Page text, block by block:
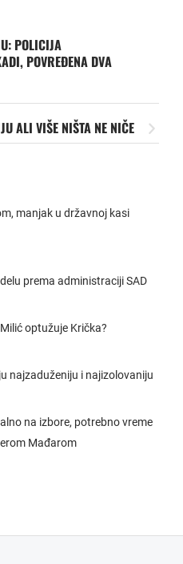
POLICIJA
POVREĐENA DVA
ALI VIŠE NIŠTA NE NIČE
manjak u državnoj kasi
prema administraciji SAD
optužuje Krička?
najzaduženiju i najizolovaniju
na izbore, potrebno vreme
Mađarom